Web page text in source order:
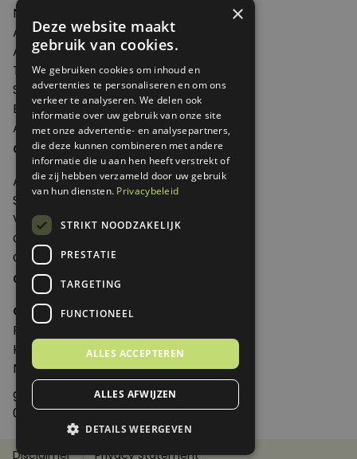
Nieuws
Artikelen
Agenda
Thema's
Shop
Edities
Abonneren
Over Genoeg
Adverteren
Samenwerken
Verkooppunten
Over Genoeg
Contact
Contactgegevens
Genoeg
Postbus 595 - 3700 AN Zeist
Huis ter Heideweg 13 - 3705MA Zeist
Nederland
genoeg@spabonneeservice.nl
088-1102091
Disclaimer Privacy Statement
×
Deze website maakt
gebruik van cookies.
We gebruiken cookies om inhoud en
advertenties te personaliseren en om ons
verkeer te analyseren. We delen ook
informatie over uw gebruik van onze site
met onze advertentie- en analysepartners,
die deze kunnen combineren met andere
informatie die u aan hen heeft verstrekt of
die zij hebben verzameld door uw gebruik
van hun diensten. Privacybeleid
STRIKT NOODZAKELIJK
PRESTATIE
TARGETING
FUNCTIONEEL
ALLES ACCEPTEREN
ALLES AFWIJZEN
DETAILS WEERGEVEN